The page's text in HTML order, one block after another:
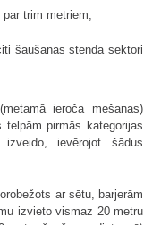
trim metriem;
šaušanas stenda sektori
ieroča mešanas)
pirmās kategorijas
ievērojot šādus
ar sētu, barjerām
izvieto vismaz 20 metru